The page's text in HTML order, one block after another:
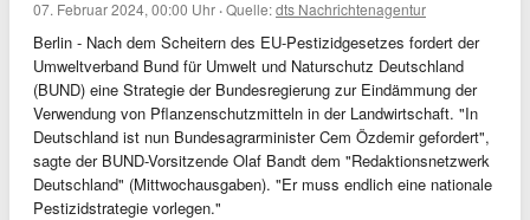
07. Februar 2024, 00:00 Uhr ·Quelle:dts Nachrichtenagentur
Berlin - Nach dem Scheitern des EU-Pestizidgesetzes fordert der
Umweltverband Bund für Umwelt und Naturschutz Deutschland
(BUND) eine Strategie der Bundesregierung zur Eindämmung der
Verwendung von Pflanzenschutzmitteln in der Landwirtschaft. "In
Deutschland ist nun Bundesagrarminister Cem Özdemir gefordert",
sagte der BUND-Vorsitzende Olaf Bandt dem "Redaktionsnetzwerk
Deutschland" (Mittwochausgaben). "Er muss endlich eine nationale
Pestizidstrategie vorlegen."